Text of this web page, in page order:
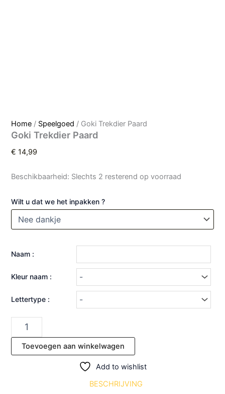
Home / Speelgoed / Goki Trekdier Paard
Goki Trekdier Paard
€ 14,99
Beschikbaarheid: Slechts 2 resterend op voorraad
Wilt u dat we het inpakken ?
Naam :
Kleur naam :
Lettertype :
Toevoegen aan winkelwagen
Add to wishlist
BESCHRIJVING